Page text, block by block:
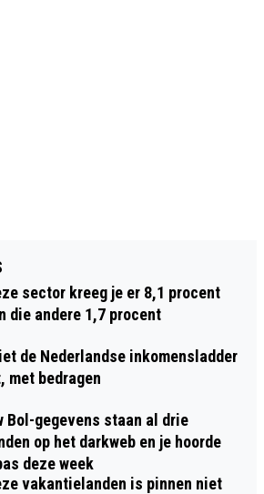
sector kreeg je er 8,1 procent
die andere 1,7 procent
de Nederlandse inkomensladder
met bedragen
Bol-gegevens staan al drie
op het darkweb en je hoorde
deze week
vakantielanden is pinnen niet